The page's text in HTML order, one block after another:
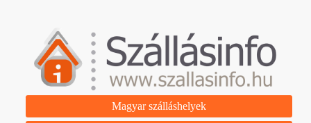
Magyar szálláshelyek